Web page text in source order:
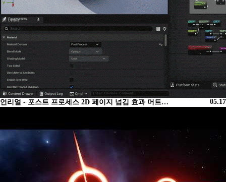
05.17
언리얼 - 포스트 프로세스 2D 페이지 넘김 효과 머트…